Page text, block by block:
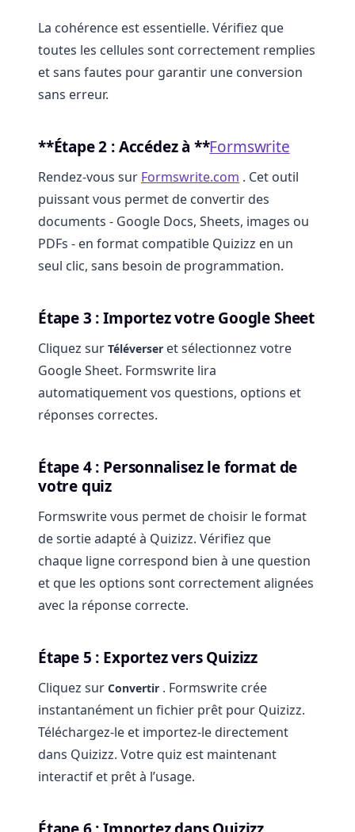
La cohérence est essentielle. Vérifiez que
toutes les cellules sont correctement remplies
et sans fautes pour garantir une conversion
sans erreur.
**Étape 2 : Accédez à **Formswrite
Rendez-vous sur Formswrite.com . Cet outil
puissant vous permet de convertir des
documents - Google Docs, Sheets, images ou
PDFs - en format compatible Quizizz en un
seul clic, sans besoin de programmation.
Étape 3 : Importez votre Google Sheet
Cliquez sur Téléverser et sélectionnez votre
Google Sheet. Formswrite lira
automatiquement vos questions, options et
réponses correctes.
Étape 4 : Personnalisez le format de
votre quiz
Formswrite vous permet de choisir le format
de sortie adapté à Quizizz. Vérifiez que
chaque ligne correspond bien à une question
et que les options sont correctement alignées
avec la réponse correcte.
Étape 5 : Exportez vers Quizizz
Cliquez sur Convertir . Formswrite crée
instantanément un fichier prêt pour Quizizz.
Téléchargez-le et importez-le directement
dans Quizizz. Votre quiz est maintenant
interactif et prêt à l’usage.